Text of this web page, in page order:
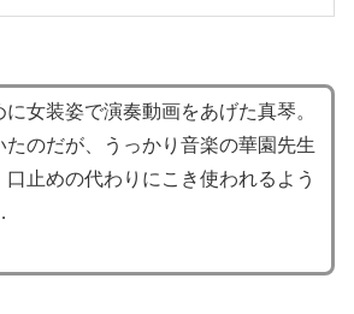
女装姿で演奏動画をあげた真琴。
たのだが、うっかり音楽の華園先生
止めの代わりにこき使われるよう